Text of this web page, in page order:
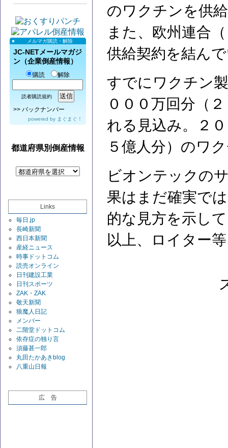
メルマガ購読・解除
JC-NETメールマガジ
ン（企業倒産情報）
購読 解除
読者購読規約
>> バックナンバー
powered by まぐまぐ！
都道府県別倒産情報
Links
毎日.jp
長崎新聞
西日本新聞
産経ニュース
時事ドットコム
読売オンライン
日刊建設工業
日刊スポーツ
ZAK・ZAK
敬天新聞
狼魔人日記
メンバー
二階堂ドットコム
依存症の独り言
須藤甚一郎
丸田たかあきblog
八重山日報
広 告
のワクチンを供
また、欧州連合
供給契約を結ん
すでにワクチン
０００万回分（
れる見込み。２
５億人分）のワ
ビオンテックの
果はまだ確実で
的な見方を示し
以上、ロイター等